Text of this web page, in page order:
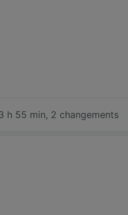
h 55 min, 2 changements